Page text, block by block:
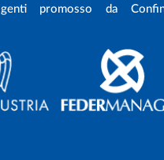
promosso da